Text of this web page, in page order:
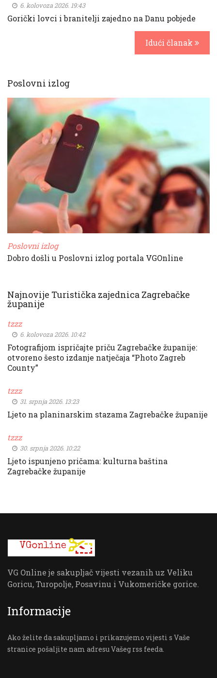
6. kolovoza 2026. 19:43
Gorički lovci i branitelji zajedno na Danu pobjede
Idući članak
Poslovni izlog
Poslovni izlog
Dobro došli u Poslovni izlog portala VGOnline
Najnovije Turistička zajednica Zagrebačke
županije
tzzz
6. kolovoza 2026. 10:42
Fotografijom ispričajte priču Zagrebačke županije:
otvoreno šesto izdanje natječaja “Photo Zagreb
County”
tzzz
31. srpnja 2026. 13:23
Ljeto na planinarskim stazama Zagrebačke županije
tzzz
30. srpnja 2026. 10:22
Ljeto ispunjeno pričama: kulturna baština
Zagrebačke županije
VG Online je sakupljač vijesti vezanih uz Veliku
Goricu, Turopolje, Posavinu i Vukomeričke gorice.
Informacije
Ako želite da sakupljamo i prikazujemo vijesti s Vaše
stranice pošaljite nam adresu Vašeg rss feeda.